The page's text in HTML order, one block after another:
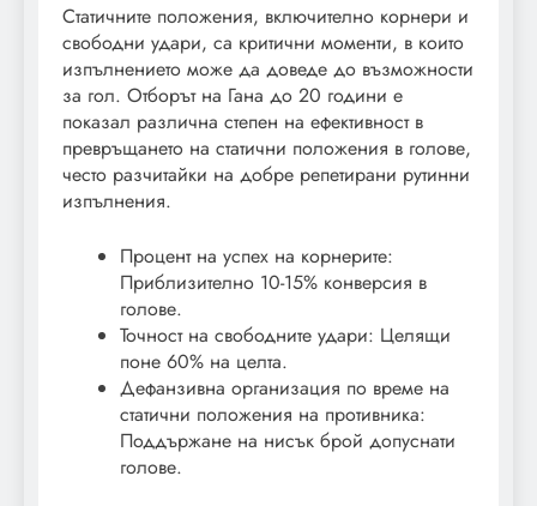
Статичните положения, включително корнери и
свободни удари, са критични моменти, в които
изпълнението може да доведе до възможности
за гол. Отборът на Гана до 20 години е
показал различна степен на ефективност в
превръщането на статични положения в голове,
често разчитайки на добре репетирани рутинни
изпълнения.
Процент на успех на корнерите:
Приблизително 10-15% конверсия в
голове.
Точност на свободните удари: Целящи
поне 60% на целта.
Дефанзивна организация по време на
статични положения на противника:
Поддържане на нисък брой допуснати
голове.